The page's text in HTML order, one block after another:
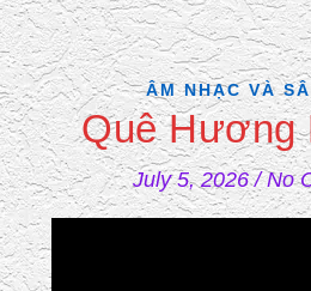
ÂM NHẠC VÀ
Quê Hương
July 5, 2026 / No